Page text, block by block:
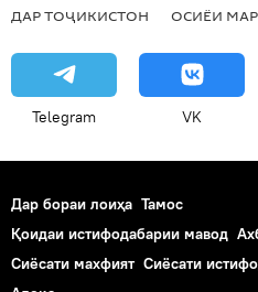
ДАР ТОҶИКИСТОН ОСИЁИ
Telegram VK
Дар бораи лоиҳа Тамос
Қоидаи истифодабарии мавод
Сиёсати махфият Сиёсати